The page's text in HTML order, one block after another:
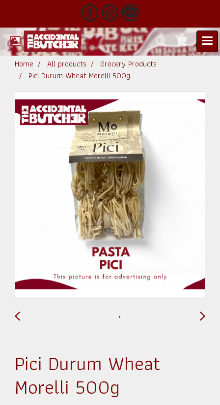
Home All products
Grocery Products
Pici Durum Wheat Morelli 500g
Pici Durum Wheat
Morelli 500g